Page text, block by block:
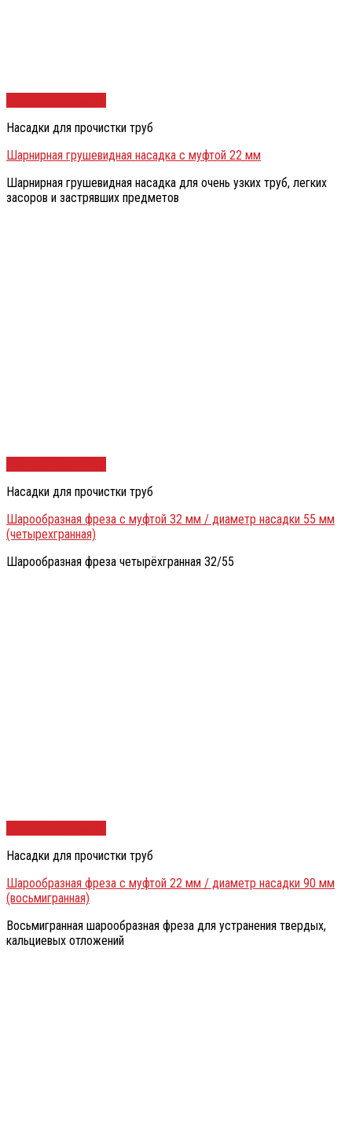
Насадки для прочистки труб
Шарнирная грушевидная насадка с муфтой 22 мм
Шарнирная грушевидная насадка для очень узких труб, легких
засоров и застрявших предметов
Насадки для прочистки труб
Шарообразная фреза с муфтой 32 мм / диаметр насадки 55 мм
(четырехгранная)
Шарообразная фреза четырёхгранная 32/55
Насадки для прочистки труб
Шарообразная фреза с муфтой 22 мм / диаметр насадки 90 мм
(восьмигранная)
Восьмигранная шарообразная фреза для устранения твердых,
кальциевых отложений